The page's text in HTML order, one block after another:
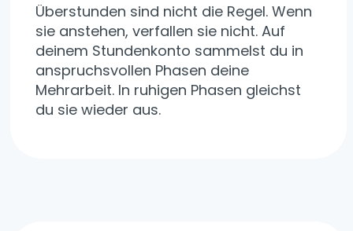
Überstunden sind nicht die Regel. Wenn
sie anstehen, verfallen sie nicht. Auf
deinem Stundenkonto sammelst du in
anspruchsvollen Phasen deine
Mehrarbeit. In ruhigen Phasen gleichst
du sie wieder aus.